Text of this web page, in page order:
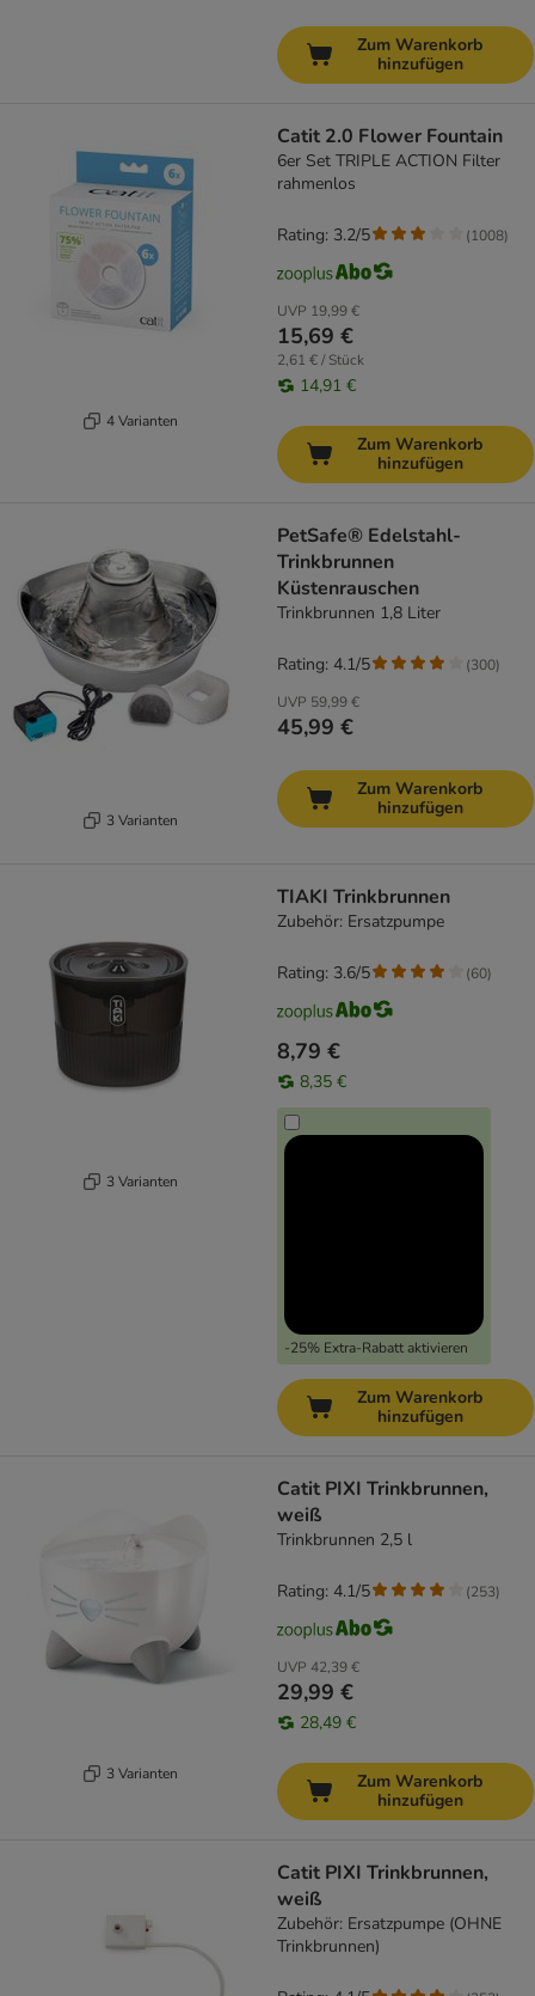
Zum Warenkorb
hinzufügen
4 Varianten
Catit 2.0 Flower Fountain
6er Set TRIPLE ACTION Filter
rahmenlos
UVP 19,99 €
15,69 €
2,61 € / Stück
14,91 €
Rating: 3.2/5 (1008)
Zum Warenkorb
hinzufügen
3 Varianten
PetSafe® Edelstahl-
Trinkbrunnen
Küstenrauschen
Trinkbrunnen 1,8 Liter
UVP 59,99 €
45,99 €
Rating: 4.1/5 (300)
Zum Warenkorb
hinzufügen
3 Varianten
TIAKI Trinkbrunnen
Zubehör: Ersatzpumpe
8,79 €
8,35 €
-25% Extra-Rabatt aktivieren
Rating: 3.6/5 (60)
Zum Warenkorb
hinzufügen
3 Varianten
Catit PIXI Trinkbrunnen,
weiß
Trinkbrunnen 2,5 l
UVP 42,39 €
29,99 €
28,49 €
Rating: 4.1/5 (253)
Zum Warenkorb
hinzufügen
Catit PIXI Trinkbrunnen,
weiß
Zubehör: Ersatzpumpe (OHNE
Trinkbrunnen)